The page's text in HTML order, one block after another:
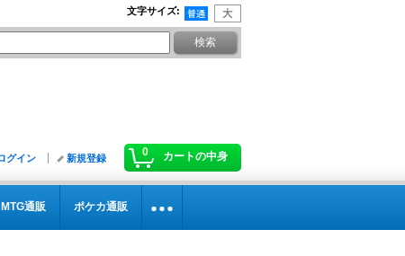
文字サイズ:
0 カートの中身
グイン 新規登録
MTG通販 ポケカ通販